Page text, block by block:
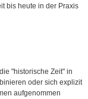
bis heute in der Praxis
"historische Zeit" in
oder sich explizit
aufgenommen